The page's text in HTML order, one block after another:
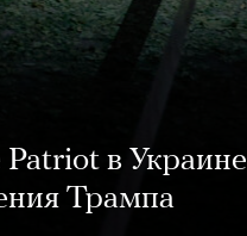
Patriot в Украине
Трампа